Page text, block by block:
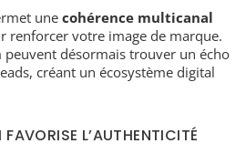
une cohérence multicanal
renforcer votre image de marque.
peuvent désormais trouver un écho
créant un écosystème digital
L’AUTHENTICITÉ